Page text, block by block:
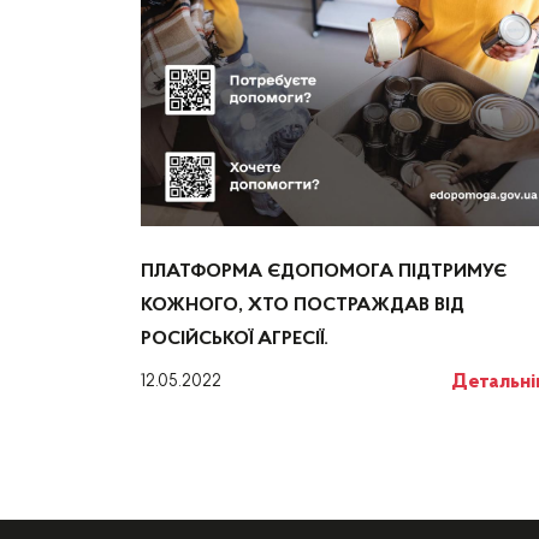
ПЛАТФОРМА ЄДОПОМОГА ПІДТРИМУЄ
КОЖНОГО, ХТО ПОСТРАЖДАВ ВІД
РОСІЙСЬКОЇ АГРЕСІЇ.
12.05.2022